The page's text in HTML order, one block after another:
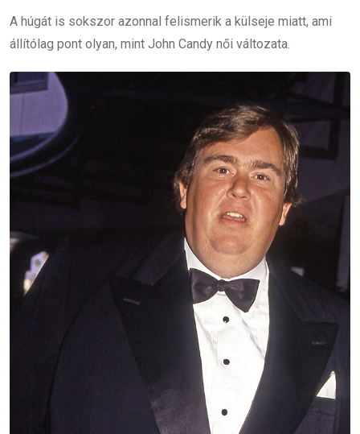
A húgát is sokszor azonnal felismerik a külseje miatt, ami
állítólag pont olyan, mint John Candy női változata.